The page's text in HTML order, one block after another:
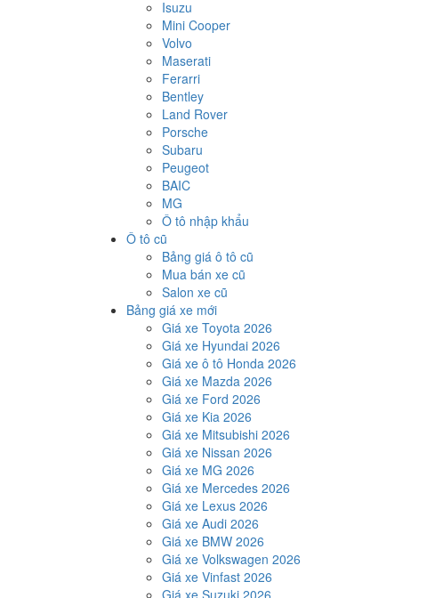
Isuzu
Mini Cooper
Volvo
Maserati
Ferarri
Bentley
Land Rover
Porsche
Subaru
Peugeot
BAIC
MG
Ô tô nhập khẩu
Ô tô cũ
Bảng giá ô tô cũ
Mua bán xe cũ
Salon xe cũ
Bảng giá xe mới
Giá xe Toyota 2026
Giá xe Hyundai 2026
Giá xe ô tô Honda 2026
Giá xe Mazda 2026
Giá xe Ford 2026
Giá xe Kia 2026
Giá xe Mitsubishi 2026
Giá xe Nissan 2026
Giá xe MG 2026
Giá xe Mercedes 2026
Giá xe Lexus 2026
Giá xe Audi 2026
Giá xe BMW 2026
Giá xe Volkswagen 2026
Giá xe Vinfast 2026
Giá xe Suzuki 2026